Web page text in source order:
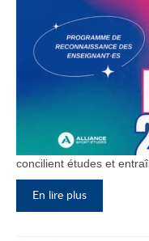
concilient études et
En lire plus